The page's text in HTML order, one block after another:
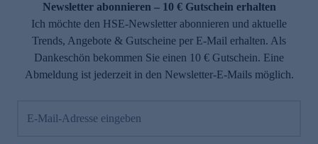
Newsletter abonnieren – 10 € Gutschein erhalten
Ich möchte den HSE-Newsletter abonnieren und aktuelle
Trends, Angebote & Gutscheine per E-Mail erhalten. Als
Dankeschön bekommen Sie einen 10 € Gutschein. Eine
Abmeldung ist jederzeit in den Newsletter-E-Mails möglich.
E-Mail-Adresse eingeben